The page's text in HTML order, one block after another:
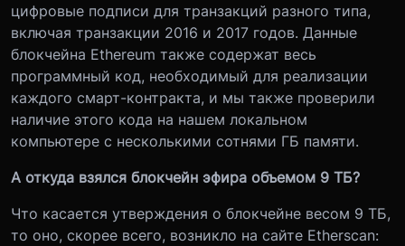
цифровые подписи для транзакций разного типа,
включая транзакции 2016 и 2017 годов. Данные
блокчейна Ethereum также содержат весь
программный код, необходимый для реализации
каждого смарт-контракта, и мы также проверили
наличие этого кода на нашем локальном
компьютере с несколькими сотнями ГБ памяти.
А откуда взялся блокчейн эфира объемом 9 ТБ?
Что касается утверждения о блокчейне весом 9 ТБ,
то оно, скорее всего, возникло на сайте Etherscan: